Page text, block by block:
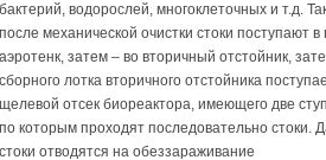
бактерий, водорослей, многоклеточных и т.д.
после механической очистки стоки поступают
аэротенк, затем – во вторичный отстойник,
сборного лотка вторичного отстойника
щелевой отсек биореактора, имеющего две
по которым проходят последовательно стоки.
стоки отводятся на обеззараживание